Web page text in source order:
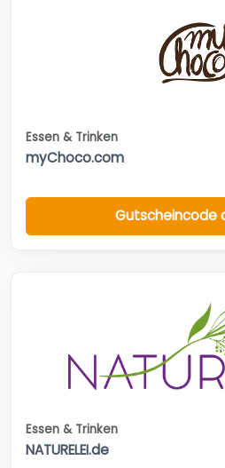
Essen & Trinken
myChoco.com
Gutscheincode
Essen & Trinken
NATURELEI.de